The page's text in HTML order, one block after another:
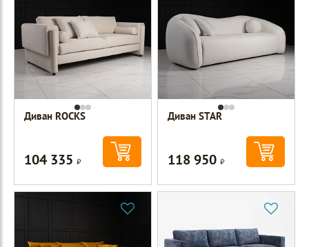
Диван ROCKS
104 335Р
Диван STAR
118 950Р